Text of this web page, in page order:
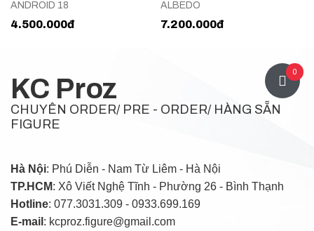
ANDROID 18
4.500.000đ
ALBEDO
7.200.000đ
KC Proz
CHUYÊN ORDER/ PRE - ORDER/ HÀNG SẴN
FIGURE
Hà Nội: Phú Diễn - Nam Từ Liêm - Hà Nội
TP.HCM: Xô Viết Nghệ Tĩnh - Phường 26 - Bình Thạnh
Hotline: 077.3031.309 - 0933.699.169
E-mail : kcproz.figure@gmail.com
0